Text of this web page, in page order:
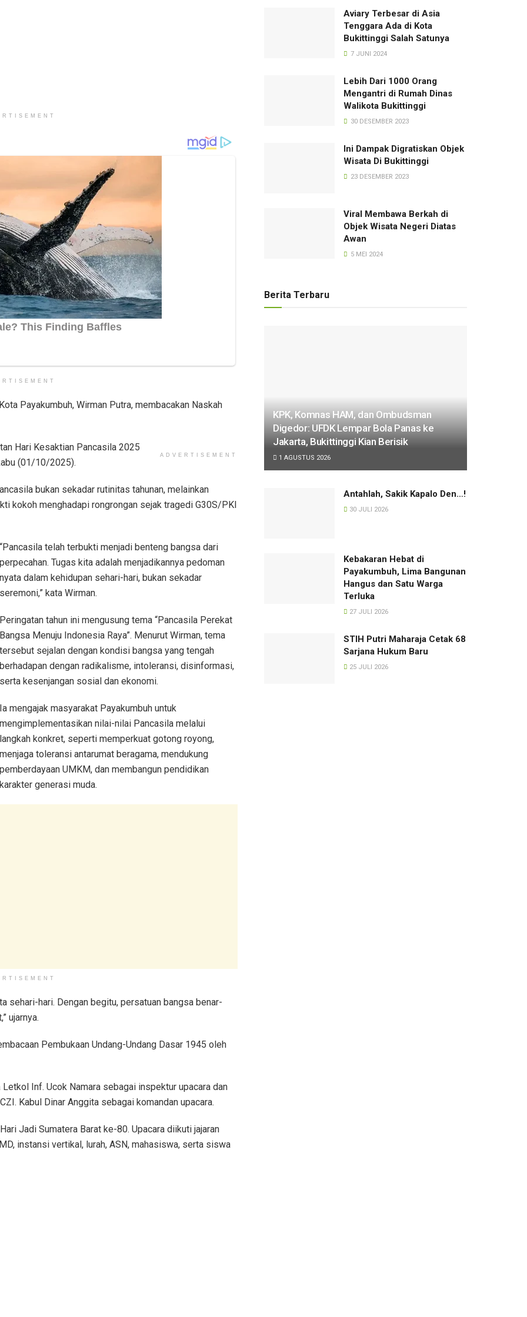
Payakumbuh, Wirman Putra, membacakan Naskah
ADVERTISEMENT
Hari Kesaktian Pancasila 2025
(01/10/2025).
bukan sekadar rutinitas tahunan, melainkan
kokoh menghadapi rongrongan sejak tragedi G30S/PKI
“Pancasila telah terbukti menjadi benteng bangsa dari
perpecahan. Tugas kita adalah menjadikannya pedoman
nyata dalam kehidupan sehari-hari, bukan sekadar
seremoni,” kata Wirman.
Peringatan tahun ini mengusung tema “Pancasila Perekat
Bangsa Menuju Indonesia Raya”. Menurut Wirman, tema
tersebut sejalan dengan kondisi bangsa yang tengah
berhadapan dengan radikalisme, intoleransi, disinformasi,
serta kesenjangan sosial dan ekonomi.
Ia mengajak masyarakat Payakumbuh untuk
mengimplementasikan nilai-nilai Pancasila melalui
langkah konkret, seperti memperkuat gotong royong,
menjaga toleransi antarumat beragama, mendukung
pemberdayaan UMKM, dan membangun pendidikan
karakter generasi muda.
sehari-hari. Dengan begitu, persatuan bangsa benar-
ujarnya.
Pembukaan Undang-Undang Dasar 1945 oleh
Inf. Ucok Namara sebagai inspektur upacara dan
Kabul Dinar Anggita sebagai komandan upacara.
Jadi Sumatera Barat ke-80. Upacara diikuti jajaran
instansi vertikal, lurah, ASN, mahasiswa, serta siswa
Aviary Terbesar di Asia
Tenggara Ada di Kota
Bukittinggi Salah Satunya
7 JUNI 2024
Lebih Dari 1000 Orang
Mengantri di Rumah Dinas
Walikota Bukittinggi
30 DESEMBER 2023
Ini Dampak Digratiskan Objek
Wisata Di Bukittinggi
23 DESEMBER 2023
Viral Membawa Berkah di
Objek Wisata Negeri Diatas
Awan
5 MEI 2024
Berita Terbaru
KPK, Komnas HAM, dan Ombudsman
Digedor: UFDK Lempar Bola Panas ke
Jakarta, Bukittinggi Kian Berisik
1 AGUSTUS 2026
Antahlah, Sakik Kapalo Den…!
30 JULI 2026
Kebakaran Hebat di
Payakumbuh, Lima Bangunan
Hangus dan Satu Warga
Terluka
27 JULI 2026
STIH Putri Maharaja Cetak 68
Sarjana Hukum Baru
25 JULI 2026